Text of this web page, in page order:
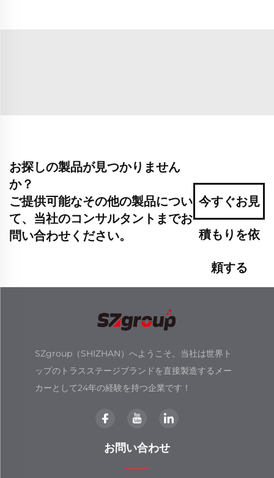
お探しの製品が見つかりません
か？
ご提供可能なその他の製品につい
て、当社のコンサルタントまでお
問い合わせください。
今すぐお見
積もりを依
頼する
SZgroup（SHIZHAN）へようこそ。当社は世界ト
ップのトラスステージブランドを直接製造するメー
カーとして24年の経験を持つ企業です！
お問い合わせ